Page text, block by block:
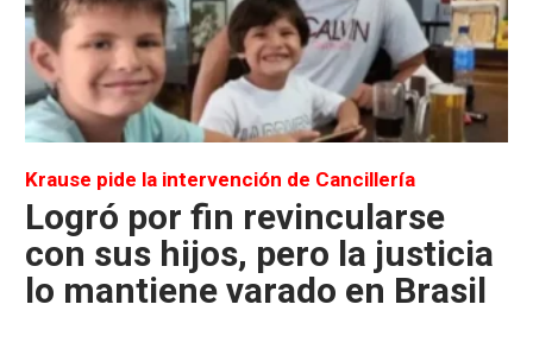
Krause pide la intervención de Cancillería
Logró por fin revincularse
con sus hijos, pero la justicia
lo mantiene varado en Brasil